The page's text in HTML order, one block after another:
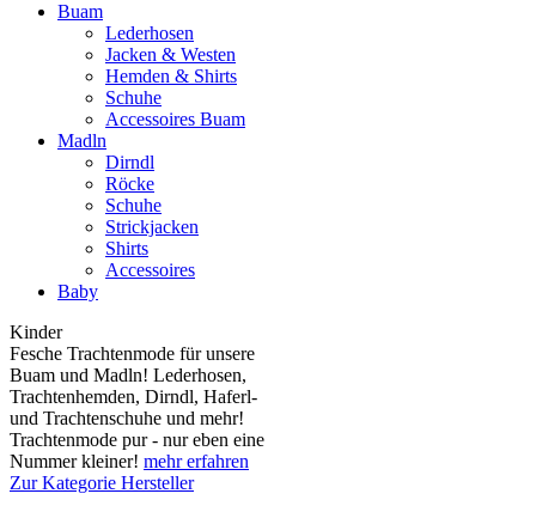
Buam
Lederhosen
Jacken & Westen
Hemden & Shirts
Schuhe
Accessoires Buam
Madln
Dirndl
Röcke
Schuhe
Strickjacken
Shirts
Accessoires
Baby
Kinder
Fesche Trachtenmode für unsere
Buam und Madln! Lederhosen,
Trachtenhemden, Dirndl, Haferl-
und Trachtenschuhe und mehr!
Trachtenmode pur - nur eben eine
Nummer kleiner! mehr erfahren
Zur Kategorie Hersteller